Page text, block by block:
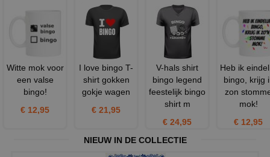
Witte mok voor
een valse
bingo!
€ 12,95
I love bingo T-
shirt gokken
gokje wagen
€ 21,95
V-hals shirt
bingo legend
feestelijk bingo
shirt m
€ 24,95
Heb ik
bingo, krijg
zon
mok!
€ 12,95
NIEUW IN DE COLLECTIE